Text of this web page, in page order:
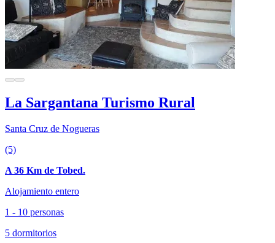
La Sargantana Turismo Rural
Santa Cruz de Nogueras
(5)
A 36 Km de Tobed.
Alojamiento entero
1 - 10 personas
5 dormitorios